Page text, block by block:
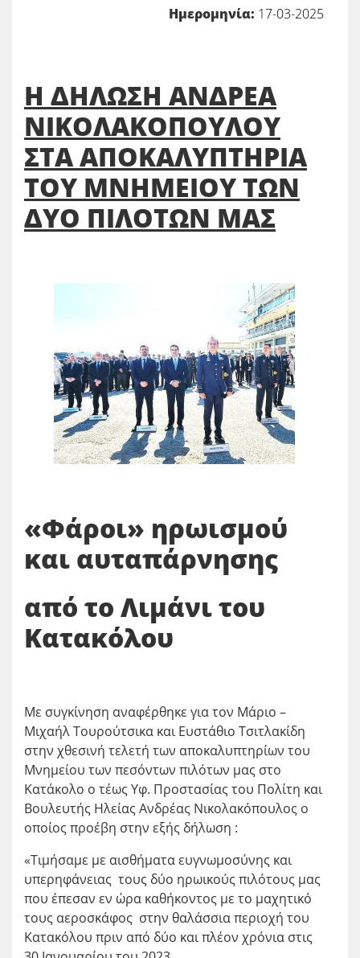
Ημερομηνία: 17-03-2025
Η ΔΗΛΩΣΗ ΑΝΔΡΕΑ
ΝΙΚΟΛΑΚΟΠΟΥΛΟΥ
ΣΤΑ ΑΠΟΚΑΛΥΠΤΗΡΙΑ
ΤΟΥ ΜΝΗΜΕΙΟΥ ΤΩΝ
ΔΥΟ ΠΙΛΟΤΩΝ ΜΑΣ
«Φάροι» ηρωισμού
και αυταπάρνησης
από το Λιμάνι του
Κατακόλου
Με συγκίνηση αναφέρθηκε για τον Μάριο –
Μιχαήλ Τουρούτσικα και Ευστάθιο Τσιτλακίδη
στην χθεσινή τελετή των αποκαλυπτηρίων του
Μνημείου των πεσόντων πιλότων μας στο
Κατάκολο ο τέως Υφ. Προστασίας του Πολίτη και
Βουλευτής Ηλείας Ανδρέας Νικολακόπουλος ο
οποίος προέβη στην εξής δήλωση :
«Τιμήσαμε με αισθήματα ευγνωμοσύνης και
υπερηφάνειας τους δύο ηρωικούς πιλότους μας
που έπεσαν εν ώρα καθήκοντος με το μαχητικό
τους αεροσκάφος στην θαλάσσια περιοχή του
Κατακόλου πριν από δύο και πλέον χρόνια στις